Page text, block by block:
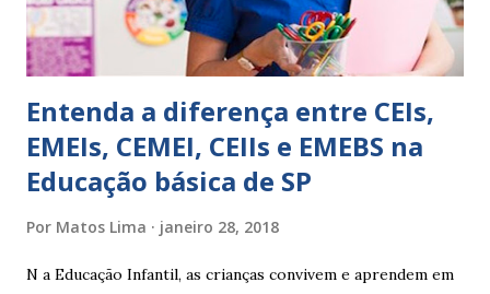
ambiente...
Entenda a diferença entre CEIs,
EMEIs, CEMEI, CEIIs e EMEBS na
Educação básica de SP
Por Matos Lima janeiro 28, 2018
N a Educação Infantil, as crianças convivem e aprendem em